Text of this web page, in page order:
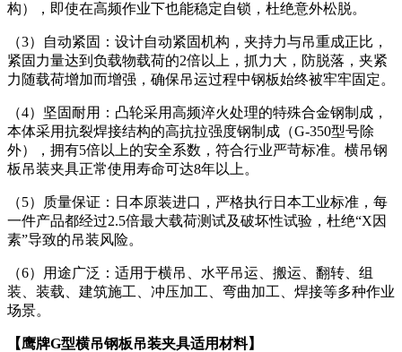
构），即使在高频作业下也能稳定自锁，杜绝意外松脱。
（3）自动紧固：设计自动紧固机构，夹持力与吊重成正比，
紧固力量达到负载物载荷的2倍以上，抓力大，防脱落，夹紧
力随载荷增加而增强，确保吊运过程中钢板始终被牢牢固定。
（4）坚固耐用：凸轮采用高频淬火处理的特殊合金钢制成，
本体采用抗裂焊接结构的高抗拉强度钢制成（G-350型号除
外），拥有5倍以上的安全系数，符合行业严苛标准。横吊钢
板吊装夹具正常使用寿命可达8年以上。
（5）质量保证：日本原装进口，严格执行日本工业标准，每
一件产品都经过2.5倍最大载荷测试及破坏性试验，杜绝“X因
素”导致的吊装风险。
（6）用途广泛：适用于横吊、水平吊运、搬运、翻转、组
装、装载、建筑施工、冲压加工、弯曲加工、焊接等多种作业
场景。
【鹰牌G型横吊钢板吊装夹具适用材料】